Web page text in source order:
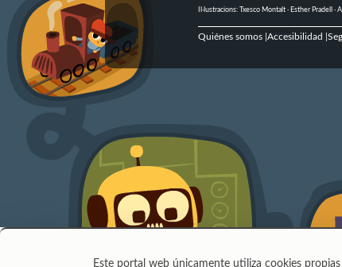
Il·lustracions: Txesco Montalt · Esther Pradell
Quiénes somos| Accesibilidad
Este portal web únicamente utiliza cookies